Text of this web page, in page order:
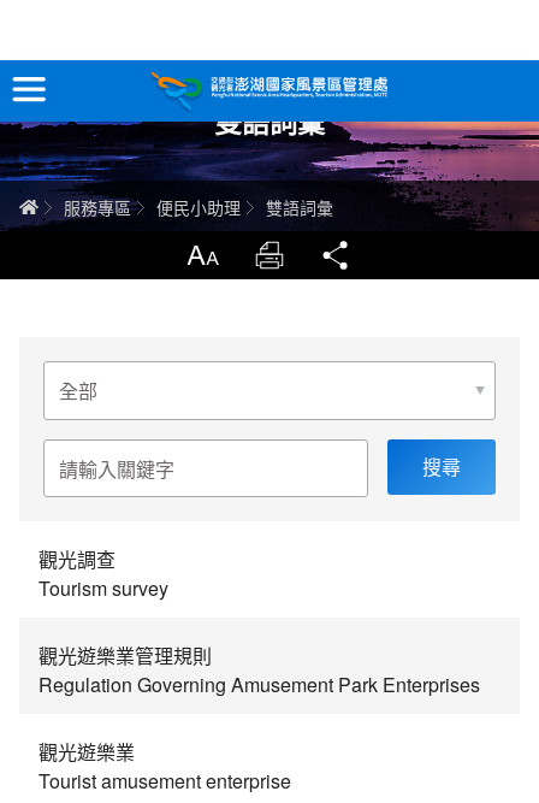
跳
到
主
要
內
容
訊息專區
關於澎湖
智慧觀光情報站
網站導覽 兒童版
環境教育網
首長信箱 English
日本語
雙語詞彙
首頁服務專區 便民小助理 雙語詞彙
放大 列印
選
擇
分
類
關
鍵
字
觀光調查
Tourism survey
觀光遊樂業管理規則
Regulation Governing Amusement Park Enterprises
觀光遊樂業
Tourist amusement enterprise